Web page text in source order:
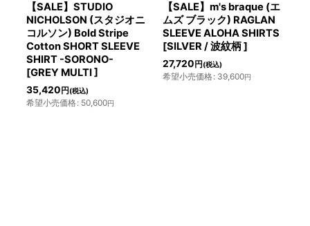
【SALE】STUDIO
NICHOLSON (スタジオニ
コルソン) Bold Stripe
Cotton SHORT SLEEVE
SHIRT -SORONO-
[GREY MULTI ]
35,420 円 (税込)
希望小売価格: 50,600円
【SALE】m's braque (エ
ムズ ブラック) RAGLAN
SLEEVE ALOHA SHIRTS
[SILVER / 波紋柄 ]
27,720 円 (税込)
希望小売価格: 39,600円